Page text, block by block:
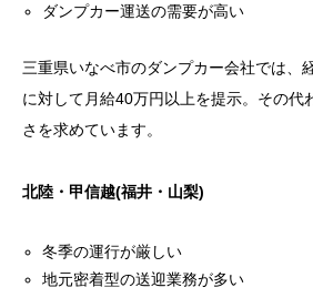
ダンプカー運送の需要が高い
三重県いなべ市のダンプカー会社では、
に対して月給40万円以上を提示。その代
さを求めています。
北陸・甲信越(福井・山梨)
冬季の運行が厳しい
地元密着型の送迎業務が多い